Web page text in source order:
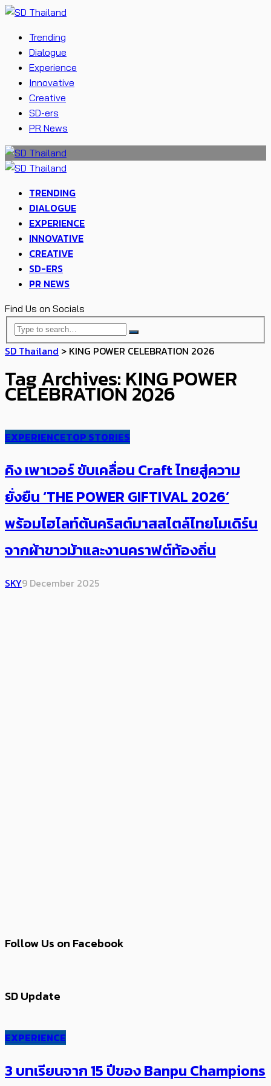
Trending
Dialogue
Experience
Innovative
Creative
SD-ers
PR News
TRENDING
DIALOGUE
EXPERIENCE
INNOVATIVE
CREATIVE
SD-ERS
PR NEWS
Find Us on Socials
SD Thailand > KING POWER CELEBRATION 2026
Tag Archives: KING POWER
CELEBRATION 2026
EXPERIENCETOP STORIES
คิง เพาเวอร์ ขับเคลื่อน Craft ไทยสู่ความ
ยั่งยืน ‘THE POWER GIFTIVAL 2026’
พร้อมไฮไลท์ต้นคริสต์มาสสไตล์ไทยโมเดิร์น
จากผ้าขาวม้าและงานคราฟต์ท้องถิ่น
SKY9 December 2025
Follow Us on Facebook
SD Update
EXPERIENCE
3 บทเรียนจาก 15 ปีของ Banpu Champions